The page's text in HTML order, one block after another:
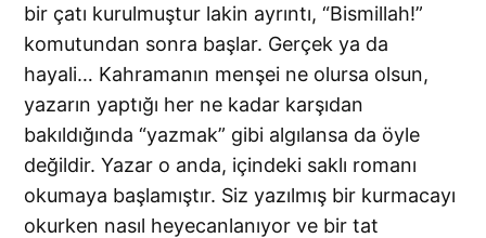
bir çatı kurulmuştur lakin ayrıntı, “Bismillah!”
komutundan sonra başlar. Gerçek ya da
hayali… Kahramanın menşei ne olursa olsun,
yazarın yaptığı her ne kadar karşıdan
bakıldığında “yazmak” gibi algılansa da öyle
değildir. Yazar o anda, içindeki saklı romanı
okumaya başlamıştır. Siz yazılmış bir kurmacayı
okurken nasıl heyecanlanıyor ve bir tat